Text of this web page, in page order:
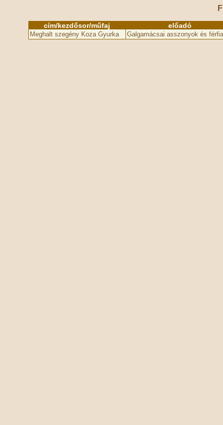
cím/kezdősor/műfaj előadó
Meghalt szegény Koza Gyurka Galgamácsai asszonyok és